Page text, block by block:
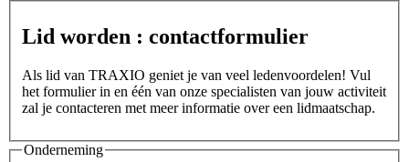
Lid worden : contactformulier
Als lid van TRAXIO geniet je van veel ledenvoordelen! Vul
het formulier in en één van onze specialisten van jouw activiteit
zal je contacteren met meer informatie over een lidmaatschap.
Onderneming